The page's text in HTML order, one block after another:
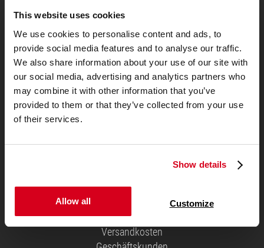
This website uses cookies
We use cookies to personalise content and ads, to
provide social media features and to analyse our traffic.
We also share information about your use of our site with
our social media, advertising and analytics partners who
may combine it with other information that you’ve
provided to them or that they’ve collected from your use
of their services.
Show details
Allow all Customize
Zur Testsiegermatratze
Service Team
Versandkosten